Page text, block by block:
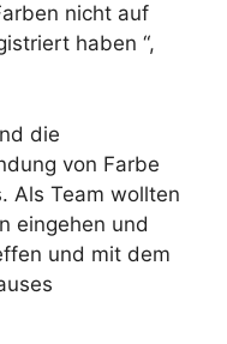
nicht auf
haben “,
die
von Farbe
Als Team wollten
eingehen und
und mit dem